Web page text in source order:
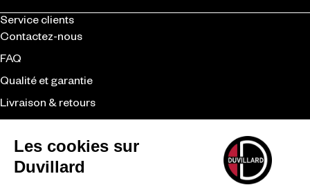
Service clients
Contactez-nous
FAQ
Qualité et garantie
Livraison & retours
CGV
Revendeurs
Duvillard
La marque